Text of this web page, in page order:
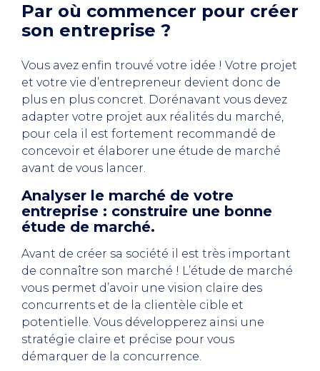
Par où commencer pour créer
son entreprise ?
Vous avez enfin trouvé votre idée ! Votre projet
et votre vie d’entrepreneur devient donc de
plus en plus concret. Dorénavant vous devez
adapter votre projet aux réalités du marché,
pour cela il est fortement recommandé de
concevoir et élaborer une étude de marché
avant de vous lancer.
Analyser le marché de votre
entreprise : construire une bonne
étude de marché.
Avant de créer sa société il est très important
de connaître son marché ! L’étude de marché
vous permet d’avoir une vision claire des
concurrents et de la clientèle cible et
potentielle. Vous développerez ainsi une
stratégie claire et précise pour vous
démarquer de la concurrence.